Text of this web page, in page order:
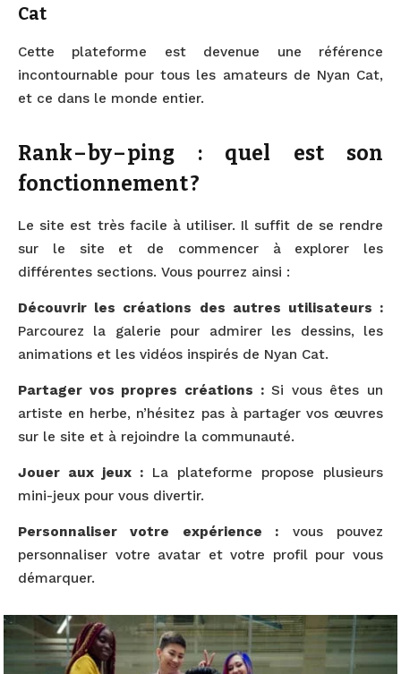
Cat
Cette plateforme est devenue une référence
incontournable pour tous les amateurs de Nyan Cat,
et ce dans le monde entier.
Rank – by – ping : quel est son
fonctionnement ?
Le site est très facile à utiliser. Il suffit de se rendre
sur le site et de commencer à explorer les
différentes sections. Vous pourrez ainsi :
Découvrir les créations des autres utilisateurs :
Parcourez la galerie pour admirer les dessins, les
animations et les vidéos inspirés de Nyan Cat.
Partager vos propres créations :Si vous êtes un
artiste en herbe, n’hésitez pas à partager vos œuvres
sur le site et à rejoindre la communauté.
Jouer aux jeux : La plateforme propose plusieurs
mini-jeux pour vous divertir.
Personnaliser votre expérience : vous pouvez
personnaliser votre avatar et votre profil pour vous
démarquer.